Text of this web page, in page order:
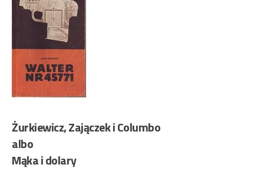
Żurkiewicz, Zajączek i Columbo
albo
Mąka i dolary